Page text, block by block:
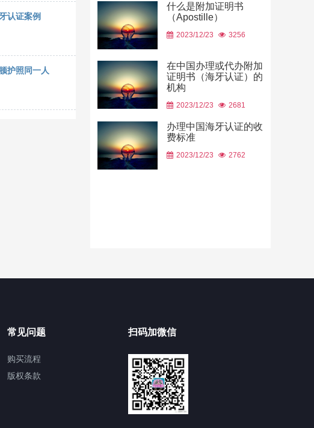
认证案例
护照同一人
什么是附加证明书
（Apostille）
2023/12/23 3256
在中国办理或代办附加
证明书（海牙认证）的
机构
2023/12/23 2681
办理中国海牙认证的收
费标准
2023/12/23 2762
常见问题
购买流程
版权条款
扫码加微信